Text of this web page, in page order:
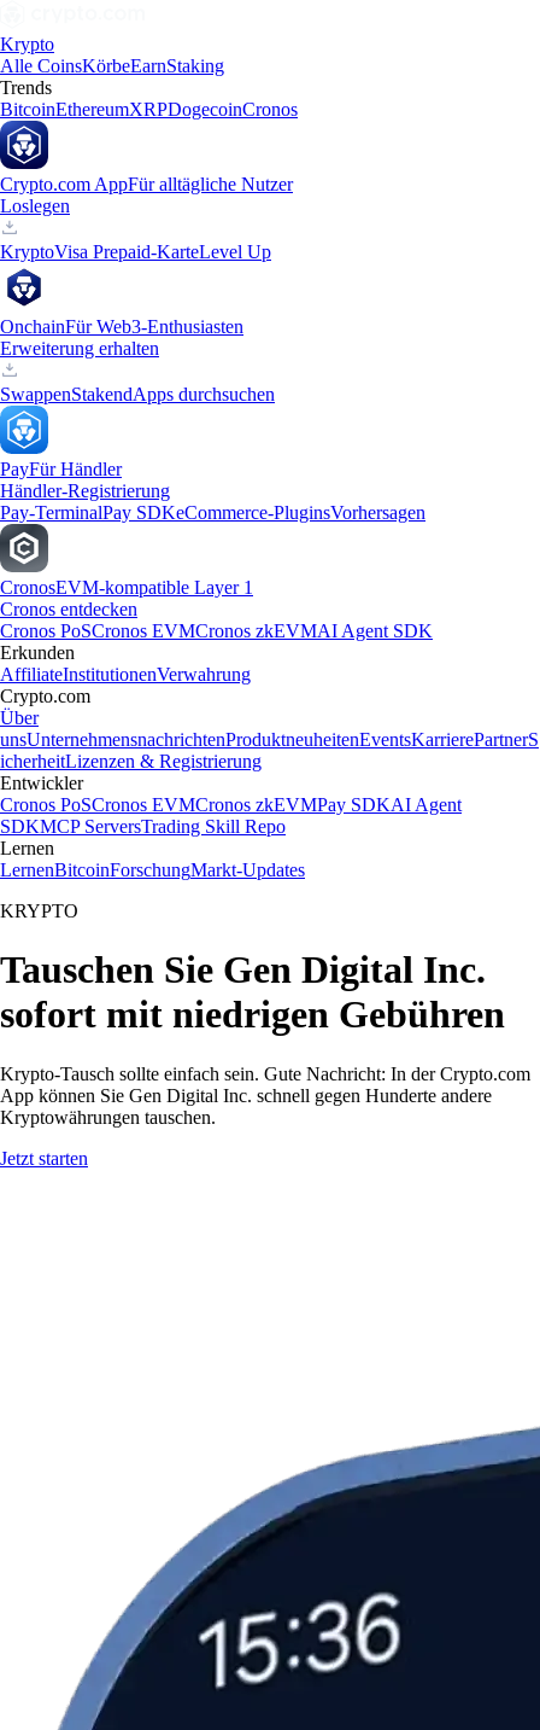
Krypto
Alle CoinsKörbeEarnStaking
Trends
BitcoinEthereumXRPDogecoinCronos
Crypto.com AppFür alltägliche Nutzer
Loslegen
KryptoVisa Prepaid-KarteLevel Up
OnchainFür Web3-Enthusiasten
Erweiterung erhalten
SwappenStakendApps durchsuchen
PayFür Händler
Händler-Registrierung
Pay-TerminalPay SDKeCommerce-PluginsVorhersagen
CronosEVM-kompatible Layer 1
Cronos entdecken
Cronos PoSCronos EVMCronos zkEVMAI Agent SDK
Erkunden
AffiliateInstitutionenVerwahrung
Crypto.com
Über
unsUnternehmensnachrichtenProduktneuheitenEventsKarrierePartnerS
icherheitLizenzen & Registrierung
Entwickler
Cronos PoSCronos EVMCronos zkEVMPay SDKAI Agent
SDKMCP ServersTrading Skill Repo
Lernen
LernenBitcoinForschungMarkt-Updates
KRYPTO
Tauschen Sie Gen Digital Inc.
sofort mit niedrigen Gebühren
Krypto-Tausch sollte einfach sein. Gute Nachricht: In der Crypto.com
App können Sie Gen Digital Inc. schnell gegen Hunderte andere
Kryptowährungen tauschen.
Jetzt starten